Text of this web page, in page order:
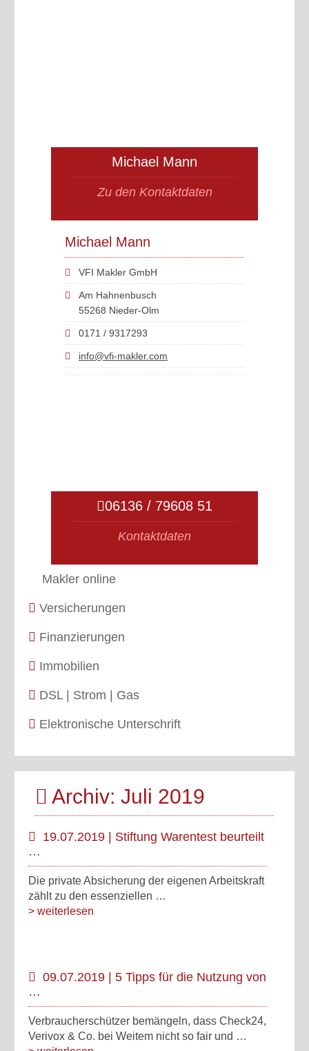
Michael Mann
Zu den Kontaktdaten
Michael Mann
VFI Makler GmbH
Am Hahnenbusch
55268 Nieder-Olm
0171 / 9317293
info@vfi-makler.com
06136 / 79608 51
Kontaktdaten
Makler online
Versicherungen
Finanzierungen
Immobilien
DSL | Strom | Gas
Elektronische Unterschrift
Archiv: Juli 2019
19.07.2019 | Stiftung Warentest beurteilt
…
Die private Absicherung der eigenen Arbeitskraft
zählt zu den essenziellen …
> weiterlesen
09.07.2019 | 5 Tipps für die Nutzung von
…
Verbraucherschützer bemängeln, dass Check24,
Verivox & Co. bei Weitem nicht so fair und …